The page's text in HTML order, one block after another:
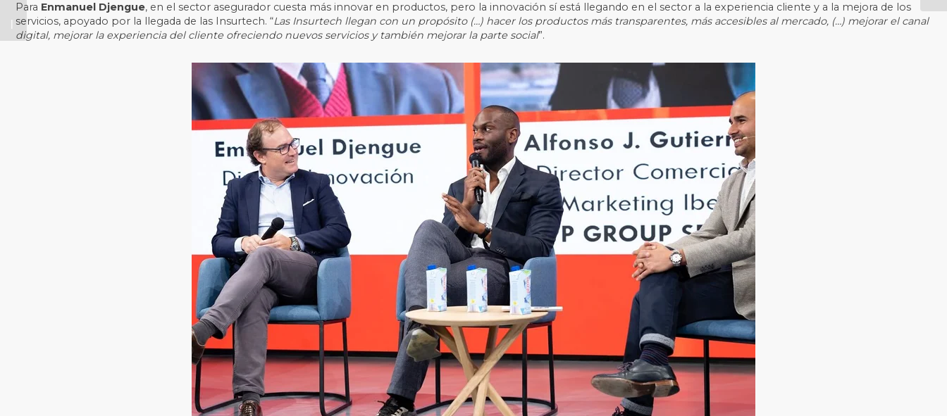
Para Enmanuel Djengue, en el sector asegurador cuesta más innovar en productos, pero la innovación sí está llegando en el sector a la experiencia cliente y a la mejora de los
servicios, apoyado por la llegada de las Insurtech. “Las Insurtech llegan con un propósito (…) hacer los productos más transparentes, más accesibles al mercado, (…) mejorar el canal
digital, mejorar la experiencia del cliente ofreciendo nuevos servicios y también mejorar la parte social”.
consigue?